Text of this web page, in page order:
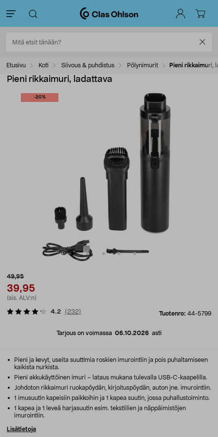
Etusivu Koti Siivous & puhdistus Pölynimurit Pieni rikkaimuri,
Pieni rikkaimuri, ladattava
-20%
49,95
39,95
(sis. ALV:n)
Tuotenro: 44-5799
4.2 ( 232)
Tarjous on voimassa 06.10.2026 asti
Pieni ja kevyt, useita suuttimia roskien imurointiin ja pois puhaltamiseen
kaikista nurkista.
Pieni akkukäyttöinen imuri – lataus mukana tulevalla USB-C-kaapelilla.
Johdoton rikkaimuri ruokapöydän, kirjoituspöydän, auton jne. imurointiin.
1 imusuutin kapeisiin paikkoihin ja 1 kapea suutin, jossa puhallustoiminto.
1 kapea ja 1 leveä harjasuutin esim. tekstiilien ja näppäimistöjen
imurointiin.
Lisätietoja